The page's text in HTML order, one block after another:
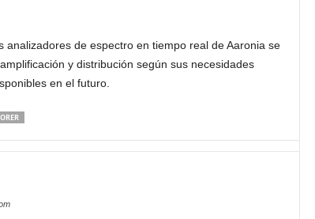
de espectro en tiempo real de Aaronia se
y distribución según sus necesidades
en el futuro.